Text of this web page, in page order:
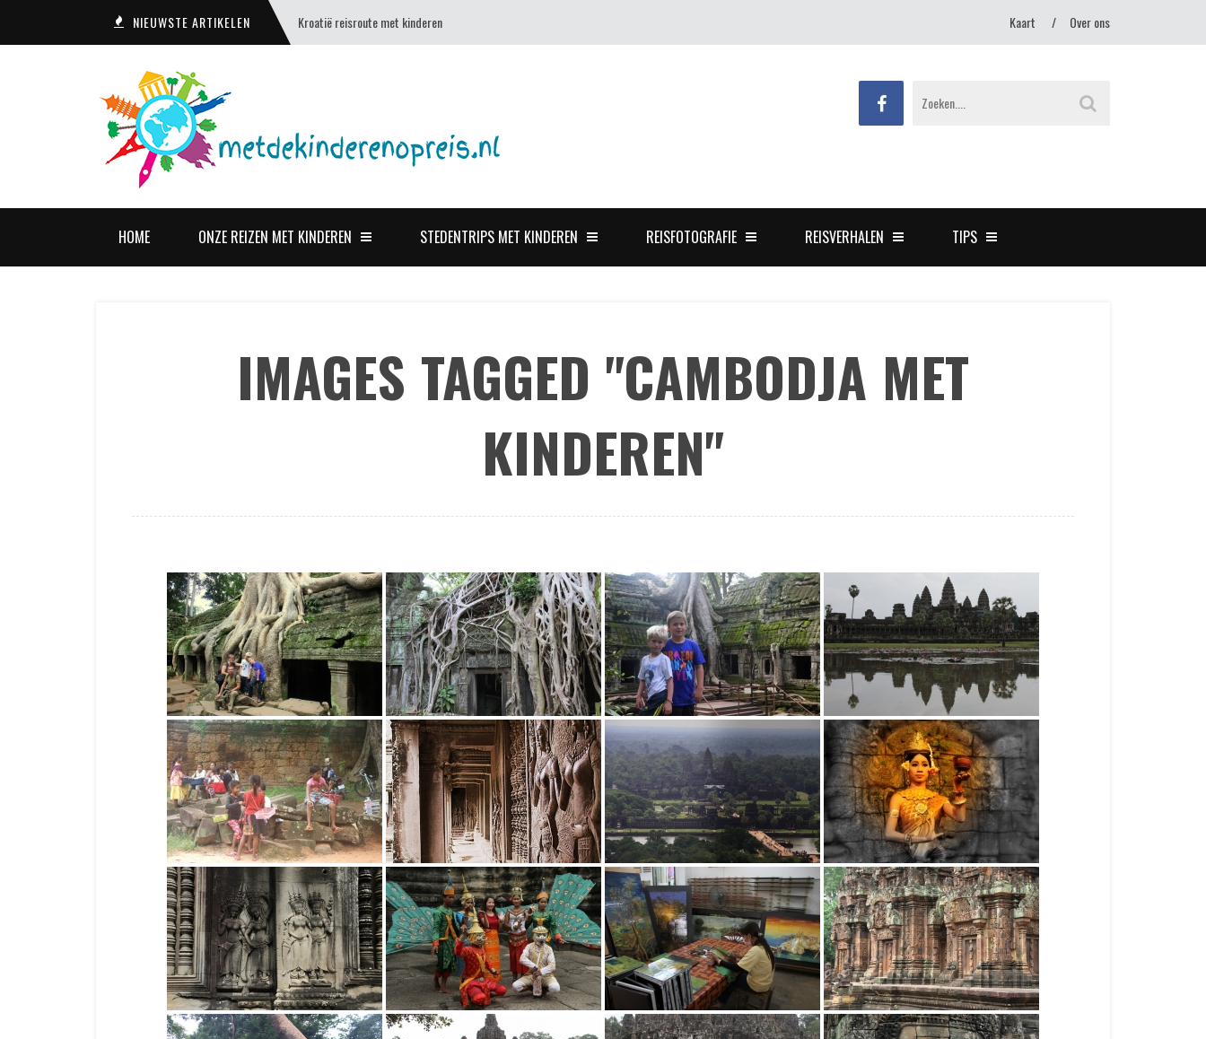
NIEUWSTE ARTIKELEN Kroatië reisroute met kinderen Kaart Over ons
HOME ONZE REIZEN MET KINDEREN STEDENTRIPS MET KINDEREN REISFOTOGRAFIE REISVERHALEN TIPS
IMAGES TAGGED "CAMBODJA MET
KINDEREN"